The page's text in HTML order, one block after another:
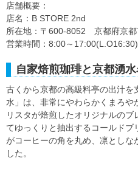
店舗概要：
店名：B STORE 2nd
所在地：〒600-8052 京都府京都
営業時間：8:00～17:00(L.O16:30)
自家焙煎珈琲と京都湧
古くから京都の高級料亭の出汁を
水」は、非常にやわらかくまろ
リスタが焙煎したオリジナルの
てゆっくりと抽出するコールド
がコーヒーの角を丸め、凛としな
した。